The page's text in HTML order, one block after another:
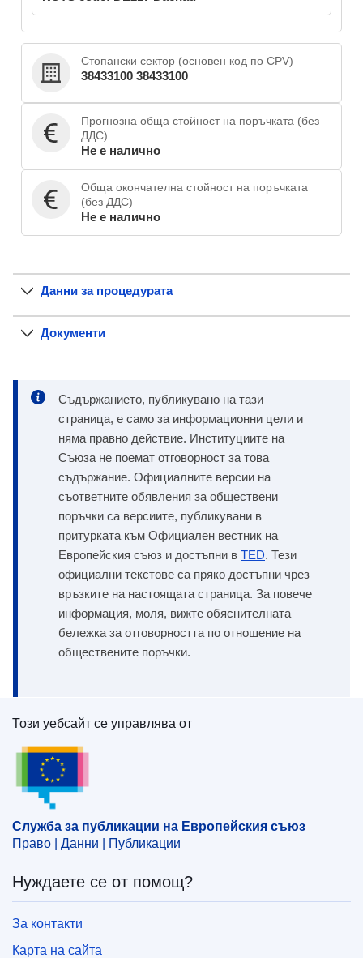
Стопански сектор (основен код по CPV)
38433100 38433100
Прогнозна обща стойност на поръчката (без
ДДС)
Не е налично
Обща окончателна стойност на поръчката
(без ДДС)
Не е налично
Данни за процедурата
Документи
Съдържанието, публикувано на тази
страница, е само за информационни цели и
няма правно действие. Институциите на
Съюза не поемат отговорност за това
съдържание. Официалните версии на
съответните обявления за обществени
поръчки са версиите, публикувани в
притурката към Официален вестник на
Европейския съюз и достъпни в TED. Тези
официални текстове са пряко достъпни чрез
връзките на настоящата страница. За повече
информация, моля, вижте обяснителната
бележка за отговорността по отношение на
обществените поръчки.
Служба за публикации на Европейския съюз
Този уебсайт се управлява от
Служба за публикации на Европейския съюз
Право | Данни | Публикации
Нуждаете се от помощ?
За контакти
Карта на сайта